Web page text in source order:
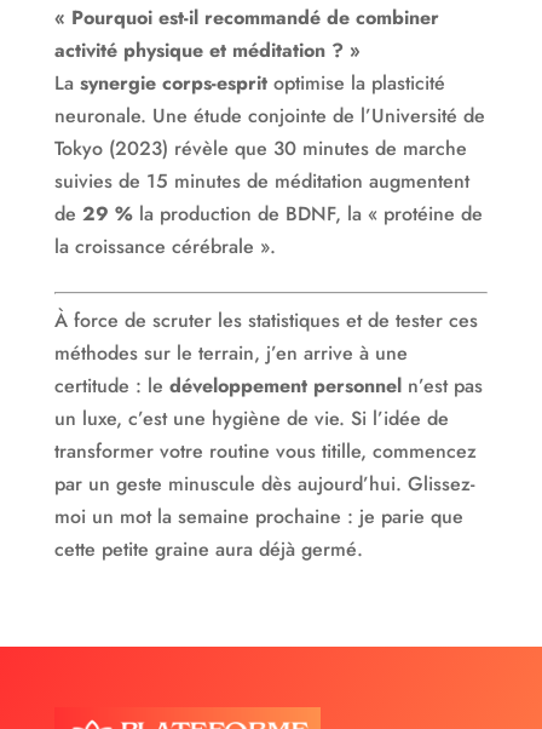
« Pourquoi est-il recommandé de combiner
activité physique et méditation ? »
La synergie corps-espritoptimise la plasticité
neuronale. Une étude conjointe de l’Université de
Tokyo (2023) révèle que 30 minutes de marche
suivies de 15 minutes de méditation augmentent
de 29 %la production de BDNF, la « protéine de
la croissance cérébrale ».
À force de scruter les statistiques et de tester ces
méthodes sur le terrain, j’en arrive à une
certitude : le développement personneln’est pas
un luxe, c’est une hygiène de vie. Si l’idée de
transformer votre routine vous titille, commencez
par un geste minuscule dès aujourd’hui. Glissez-
moi un mot la semaine prochaine : je parie que
cette petite graine aura déjà germé.